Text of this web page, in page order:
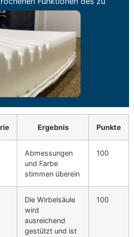
Artikels.
Ergebnis Punkte
Abmessungen
und Farbe
stimmen überein
100
Die Wirbelsäule
wird
ausreichend
gestützt und ist
100